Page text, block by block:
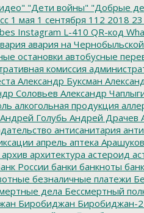
"Дети войны" "Добрые
1 мая 1 сентября 112 2018
Instagram L-410 QR-код
авария на
остановки автобусные
комиссия
Александр Буксман
Соловьев Александр
алкогольная продукция
Андрей Голубь Андрей Драчев
антисанитария
апрель аптека Арашуков
архив архитектура астероид
России банки банкноты
безналичные платежи
дела Бессмертный
Биробиджан Биробиджан-2